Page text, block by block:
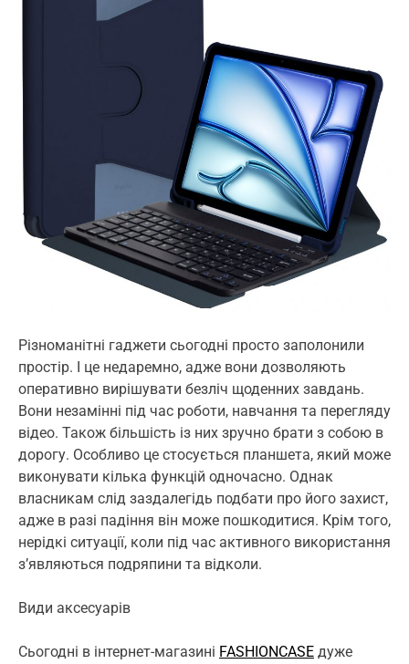
Різноманітні гаджети сьогодні просто заполонили
простір. І це недаремно, адже вони дозволяють
оперативно вирішувати безліч щоденних завдань.
Вони незамінні під час роботи, навчання та перегляду
відео. Також більшість із них зручно брати з собою в
дорогу. Особливо це стосується планшета, який може
виконувати кілька функцій одночасно. Однак
власникам слід заздалегідь подбати про його захист,
адже в разі падіння він може пошкодитися. Крім того,
нерідкі ситуації, коли під час активного використання
з’являються подряпини та відколи.
Види аксесуарів
Сьогодні в інтернет-магазині FASHIONCASE дуже